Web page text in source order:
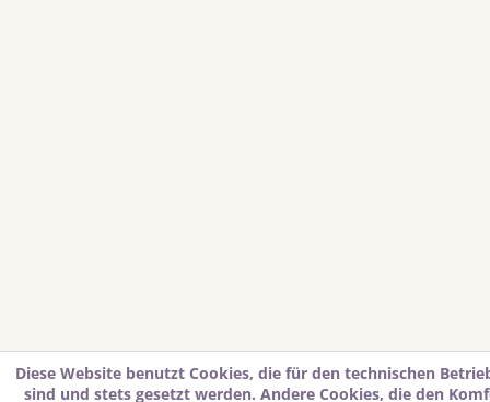
Diese Website benutzt Cookies, die für den technischen
sind und stets gesetzt werden. Andere Cookies, die den